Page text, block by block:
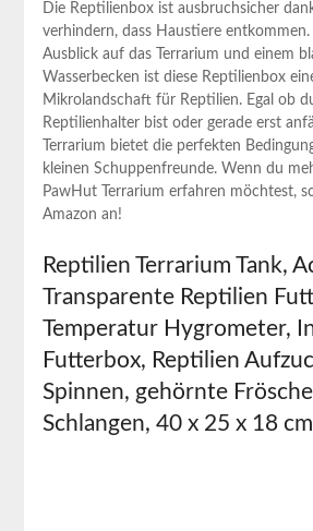
Die Reptilienbox ist ausbruchsicher
verhindern,⁤ dass Haustiere
⁤Ausblick auf das Terrarium und einem
Wasserbecken ​ist diese Reptilienbox
⁣Mikrolandschaft für Reptilien. Egal ob
Reptilienhalter ‍bist oder gerade erst
Terrarium bietet ​die perfekten​
‍kleinen Schuppenfreunde. Wenn‌ du
PawHut Terrarium erfahren ‍möchtest,
Amazon an!
Reptilien Terrarium Tank,
⁢Transparente Reptilien
Temperatur Hygrometer,
Futterbox, Reptilien‍
Spinnen,​ gehörnte
Schlangen, 40 x 25 x 18 cm